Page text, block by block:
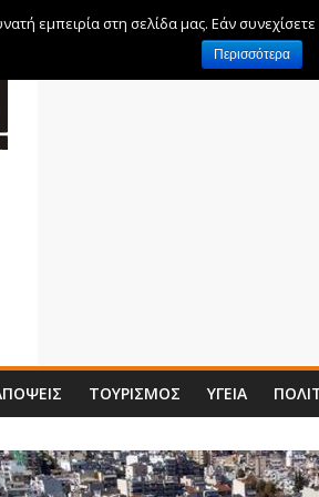
ΤΟΥΡΙΣΜΌΣ ΥΓΕΊΑ
εμπειρία στη σελίδα μας. Εάν
Περισσότερα